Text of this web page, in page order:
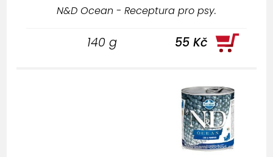
N&D Ocean - Receptura pro psy.
140 g 55 Kč